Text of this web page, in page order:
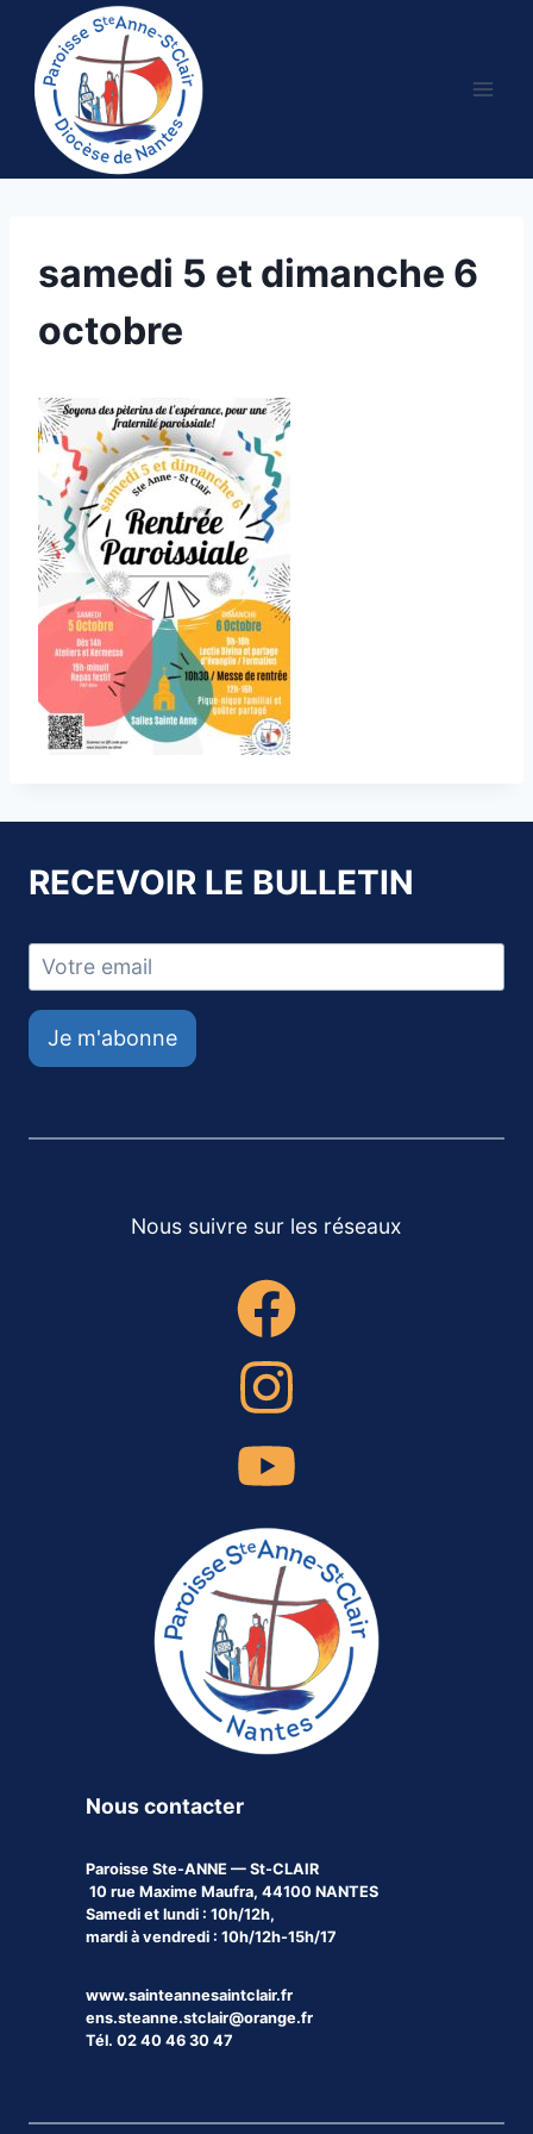
contenu
samedi 5 et dimanche 6
octobre
RECEVOIR LE BULLETIN
Je m'abonne
Nous suivre sur les réseaux
Nous contacter
Paroisse Ste-ANNE — St-CLAIR
10 rue Maxime Maufra, 44100 NANTES
Samedi et lundi : 10h/12h,
mardi à vendredi : 10h/12h-15h/17
www.sainteannesaintclair.fr
ens.steanne.stclair@orange.fr
Tél. 02 40 46 30 47